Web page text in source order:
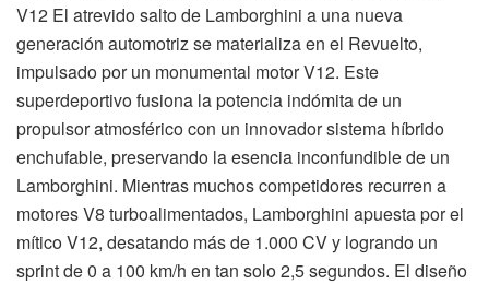
V12 El atrevido salto de Lamborghini a una nueva
generación automotriz se materializa en el Revuelto,
impulsado por un monumental motor V12. Este
superdeportivo fusiona la potencia indómita de un
propulsor atmosférico con un innovador sistema híbrido
enchufable, preservando la esencia inconfundible de un
Lamborghini. Mientras muchos competidores recurren a
motores V8 turboalimentados, Lamborghini apuesta por el
mítico V12, desatando más de 1.000 CV y logrando un
sprint de 0 a 100 km/h en tan solo 2,5 segundos. El diseño